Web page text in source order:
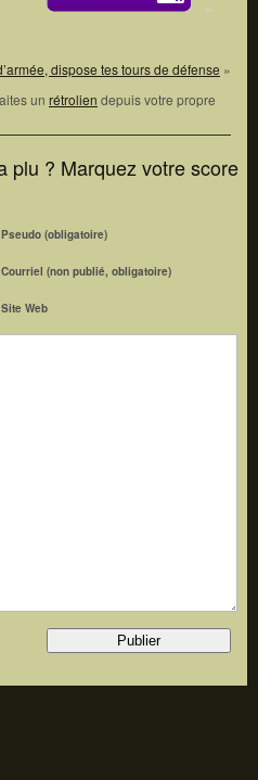
dispose tes tours de défense »
un rétrolien depuis votre propre
plu ? Marquez votre score
Pseudo (obligatoire)
Courriel (non publié, obligatoire)
Site Web